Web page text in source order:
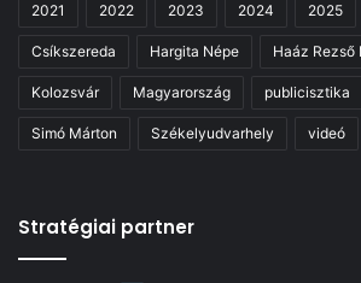
2021 2022 2023 2024 2025
Csíkszereda Hargita Népe Haáz Rezső
Kolozsvár Magyarország publicisztika
Simó Márton Székelyudvarhely videó
Stratégiai partner